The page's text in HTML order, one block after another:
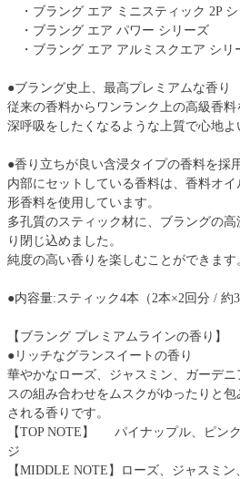
・ブラング エア ミニスティック 2P
・ブラング エア パワー シリーズ
・ブラング エア アルミスクエア シリ
●ブラング史上、最高プレミアムな香り
従来の香料からワンランク上の高級香料
深呼吸をしたくなるような上質で心地よ
●香り立ちが良い含浸タイプの香料を採
内部にセットしている香料は、香料オ
形香料を使用しています。
多孔質のスティック材に、ブラングの
り閉じ込めました。
純度の高い香りを楽しむことができます
●内容量:スティック4本（2本×2回分 / 約
【ブラング プレミアムラインの香り】
●リッチなグランスイートの香り
華やかなローズ、ジャスミン、ガーデ
スの組み合わせをムスクがゆったりと
される香りです。
【TOP NOTE】 パイナップル、ピン
ジ
【MIDDLE NOTE】ローズ、ジャスミン